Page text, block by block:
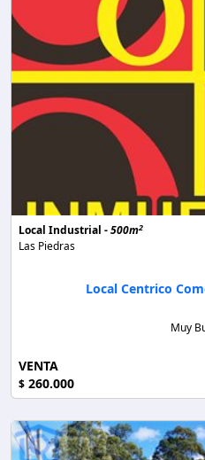
Local Industrial -500m2
Las Piedras
Local Centrico
Muy
VENTA
$ 260.000